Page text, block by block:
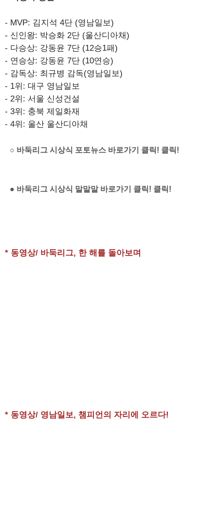
- MVP: 김지석 4단 (영남일보)
- 신인왕: 박승화 2단 (울산디아채)
- 다승상: 강동윤 7단 (12승1패)
- 연승상: 강동윤 7단 (10연승)
- 감독상: 최규병 감독(영남일보)
- 1위: 대구 영남일보
- 2위: 서울 신성건설
- 3위: 충북 제일화재
- 4위: 울산 울산디아채
○ 바둑리그 시상식 포토뉴스 바로가기 클릭! 클릭!
● 바둑리그 시상식 말말말 바로가기 클릭! 클릭!
* 동영상/ 바둑리그, 한 해를 돌아보며
* 동영상/ 영남일보, 챔피언의 자리에 오르다!